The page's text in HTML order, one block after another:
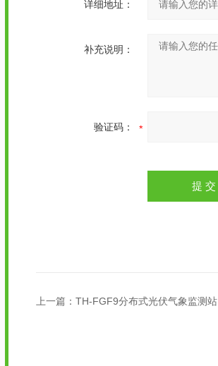
详细地址：
补充说明：
验证码：
上一篇： TH-FGF9分布式光伏气象监测站